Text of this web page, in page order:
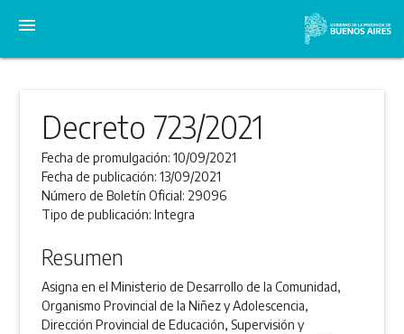
menu
Decreto 723/2021
Fecha de promulgación:10/09/2021
Fecha de publicación:13/09/2021
Número de Boletín Oficial: 29096
Tipo de publicación:Integra
Resumen
Asigna en el Ministerio de Desarrollo de la Comunidad,
Organismo Provincial de la Niñez y Adolescencia,
Dirección Provincial de Educación, Supervisión y